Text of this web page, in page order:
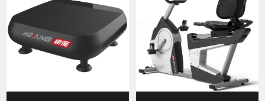
联系我们